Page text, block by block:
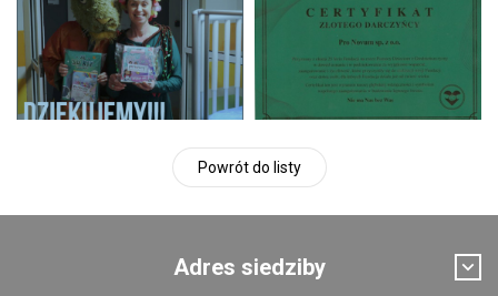
Powrót do listy
Adres siedziby